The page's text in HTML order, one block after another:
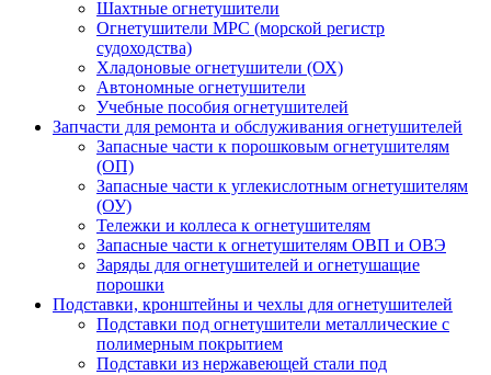
Шахтные огнетушители
Огнетушители МРС (морской регистр
судоходства)
Хладоновые огнетушители (ОХ)
Автономные огнетушители
Учебные пособия огнетушителей
Запчасти для ремонта и обслуживания огнетушителей
Запасные части к порошковым огнетушителям
(ОП)
Запасные части к углекислотным огнетушителям
(ОУ)
Тележки и коллеса к огнетушителям
Запасные части к огнетушителям ОВП и ОВЭ
Заряды для огнетушителей и огнетушащие
порошки
Подставки, кронштейны и чехлы для огнетушителей
Подставки под огнетушители металлические с
полимерным покрытием
Подставки из нержавеющей стали под